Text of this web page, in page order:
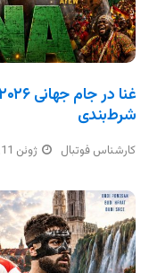
شرط‌بندی
کارشناس فوتبال ژوئن 11, 2026